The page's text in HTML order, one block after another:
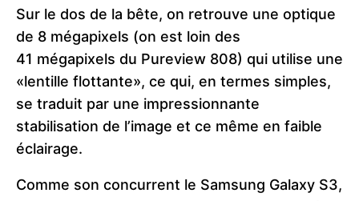
Sur le dos de la bête, on retrouve une optique
de 8 mégapixels (on est loin des
41 mégapixels du Pureview 808) qui utilise une
«lentille flottante», ce qui, en termes simples,
se traduit par une impressionnante
stabilisation de l’image et ce même en faible
éclairage.
Comme son concurrent le Samsung Galaxy S3,